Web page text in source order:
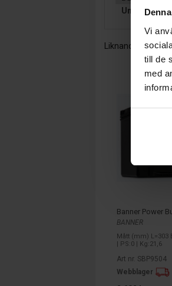
Vi
till de
med
Liknande
Banner Power
BANNER
Mått (mm) L=303
| PS:0 | Kg:21,6
Art nr. SBP9504
Webblager